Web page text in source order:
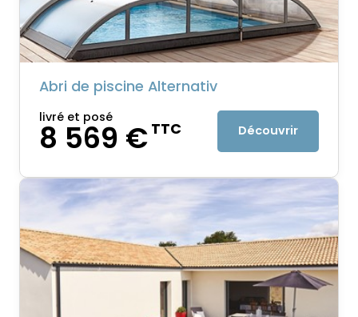
Abri de piscine Alternativ
livré et posé
8 569 €TTC Découvrir